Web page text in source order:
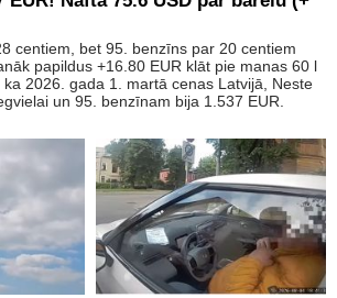
centiem, bet 95. benzīns par 20 centiem
papildus +16.80 EUR klāt pie manas 60 l
2026. gada 1. martā cenas Latvijā, Neste
un 95. benzīnam bija 1.537 EUR.